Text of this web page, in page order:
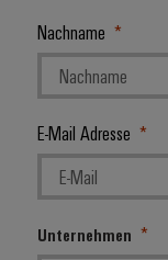
Nachname
E-Mail Adresse
Unternehmen